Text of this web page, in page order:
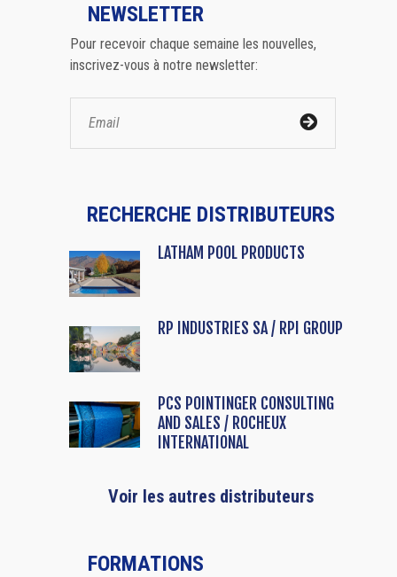
NEWSLETTER
Pour recevoir chaque semaine les nouvelles,
inscrivez-vous à notre newsletter:
RECHERCHE DISTRIBUTEURS
LATHAM POOL PRODUCTS
RP INDUSTRIES SA / RPI GROUP
PCS POINTINGER CONSULTING
AND SALES / ROCHEUX
INTERNATIONAL
Voir les autres distributeurs
FORMATIONS